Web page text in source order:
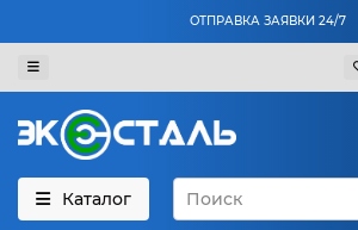
ОТПРАВКА ЗАЯВКИ 24/7
Каталог